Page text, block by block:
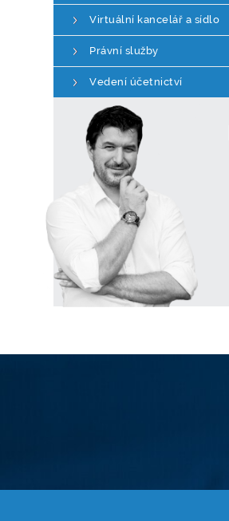
Virtuální kancelář a sídlo
Právní služby
Vedení účetnictví